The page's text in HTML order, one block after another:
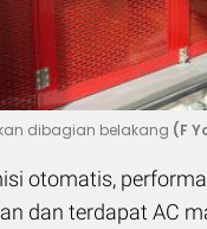
dibagian belakang (F
otomatis,
dan terdapat AC